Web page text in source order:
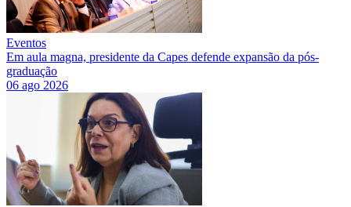
Eventos
Em aula magna, presidente da Capes defende expansão da pós-
graduação
06 ago 2026